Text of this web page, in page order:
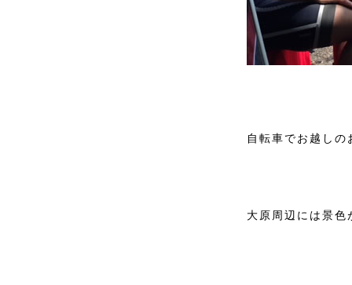
自転車でお越し
大原周辺には景